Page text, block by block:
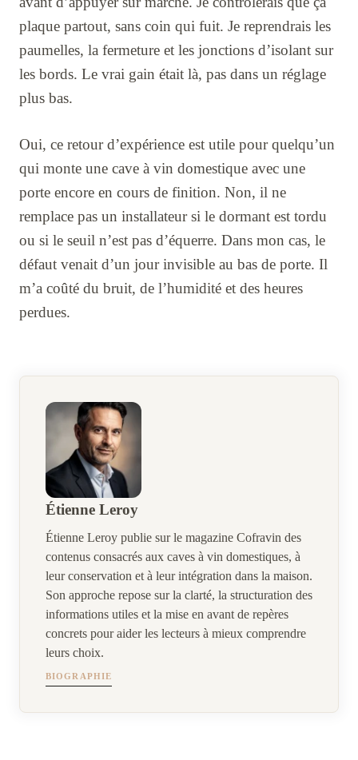
plaque partout, sans coin qui fuit. Je reprendrais les
paumelles, la fermeture et les jonctions d’isolant sur
les bords. Le vrai gain était là, pas dans un réglage
plus bas.
Oui, ce retour d’expérience est utile pour quelqu’un
qui monte une cave à vin domestique avec une
porte encore en cours de finition. Non, il ne
remplace pas un installateur si le dormant est tordu
ou si le seuil n’est pas d’équerre. Dans mon cas, le
défaut venait d’un jour invisible au bas de porte. Il
m’a coûté du bruit, de l’humidité et des heures
perdues.
Étienne Leroy
Étienne Leroy publie sur le magazine Cofravin des
contenus consacrés aux caves à vin domestiques, à
leur conservation et à leur intégration dans la maison.
Son approche repose sur la clarté, la structuration des
informations utiles et la mise en avant de repères
concrets pour aider les lecteurs à mieux comprendre
leurs choix.
BIOGRAPHIE